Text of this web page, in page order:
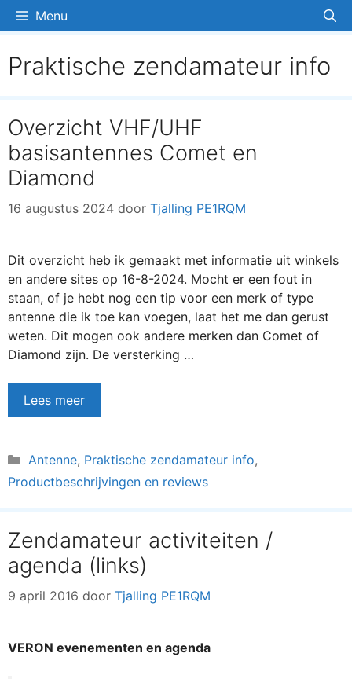
naar
inhoud
Menu
Praktische zendamateur info
Overzicht VHF/UHF
basisantennes Comet en
Diamond
16 augustus 2024 door Tjalling PE1RQM
Dit overzicht heb ik gemaakt met informatie uit winkels
en andere sites op 16-8-2024. Mocht er een fout in
staan, of je hebt nog een tip voor een merk of type
antenne die ik toe kan voegen, laat het me dan gerust
weten. Dit mogen ook andere merken dan Comet of
Diamond zijn. De versterking …
Lees meer
Categorieën
Antenne, Praktische zendamateur info,
Productbeschrijvingen en reviews
Zendamateur activiteiten /
agenda (links)
9 april 2016 door Tjalling PE1RQM
VERON evenementen en agenda